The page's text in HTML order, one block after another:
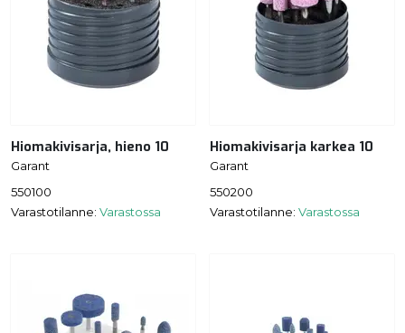
Hiomakivisarja, hieno 10
Garant
550100
Varastotilanne: Varastossa
Hiomakivisarja karkea 10
Garant
550200
Varastotilanne: Varastossa